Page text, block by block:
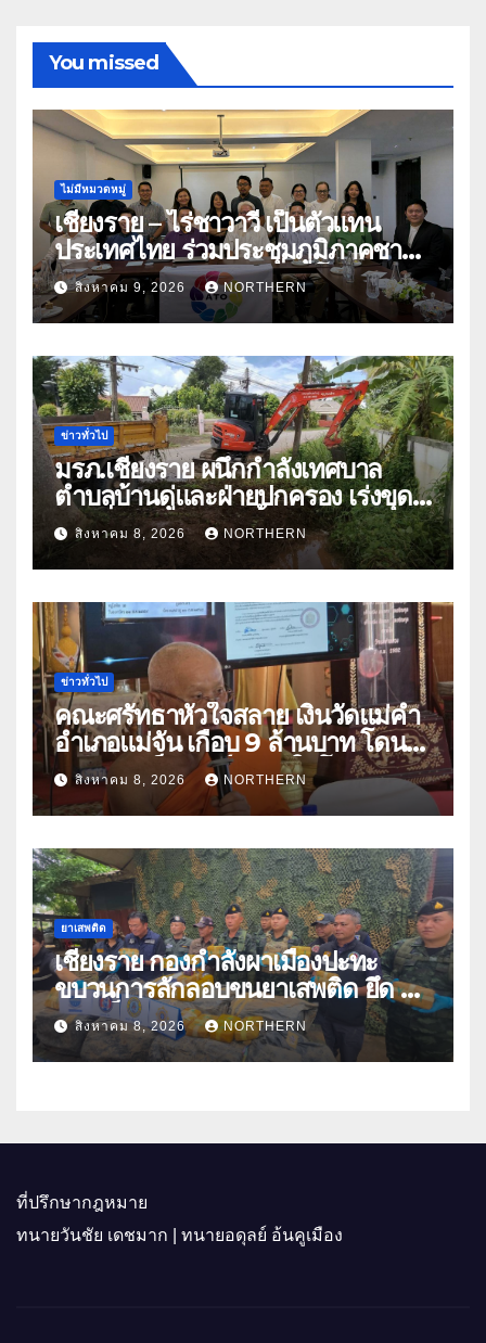
You missed
ไม่มีหมวดหมู่
เชียงราย – ไร่ชาวาวี เป็นตัวแทน
ประเทศไทย ร่วมประชุมภูมิภาคชา
อาเซียน ATO 2026 ที่อินโดนีเซีย
หารืออนาคตอุตสาหกรรมชา
ท่ามกลางความท้าทายโลก
สิงหาคม 9, 2026 NORTHERN
ข่าวทั่วไป
มรภ.เชียงราย ผนึกกำลังเทศบาล
ตำบลบ้านดู่และฝ่ายปกครอง เร่งขุด
ลอกสิ่งกีดขวางทางน้ำ ป้องกันและลด
ปัญหาน้ำท่วม
สิงหาคม 8, 2026 NORTHERN
ข่าวทั่วไป
คณะศรัทธาหัวใจสลาย เงินวัดแม่คำ
อำเภอแม่จัน เกือบ 9 ล้านบาท โดน
แก๊งคอลเซ็นเตอร์หลอกให้โอนข้าม
ปีกว่า 66 บัญชี
สิงหาคม 8, 2026 NORTHERN
ยาเสพติด
เชียงราย กองกำลังผาเมืองปะทะ
ขบวนการลักลอบขนยาเสพติด ยึด 2
ล้านเม็ด
สิงหาคม 8, 2026 NORTHERN
ที่ปรึกษากฎหมาย
ทนายวันชัย เดชมาก | ทนายอดุลย์ อ้นคูเมือง